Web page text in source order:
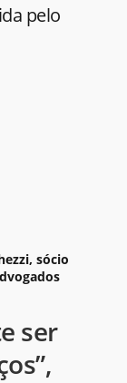
pelo
sócio
ser